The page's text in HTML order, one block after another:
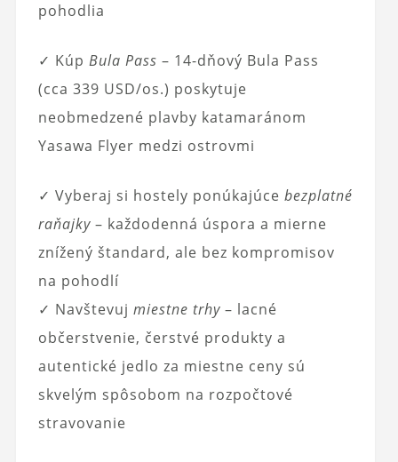
pohodlia
✓ Kúp Bula Pass – 14-dňový Bula Pass
(cca 339 USD/os.) poskytuje
neobmedzené plavby katamaránom
Yasawa Flyer medzi ostrovmi
✓ Vyberaj si hostely ponúkajúce bezplatné
raňajky– každodenná úspora a mierne
znížený štandard, ale bez kompromisov
na pohodlí
✓ Navštevuj miestne trhy– lacné
občerstvenie, čerstvé produkty a
autentické jedlo za miestne ceny sú
skvelým spôsobom na rozpočtové
stravovanie